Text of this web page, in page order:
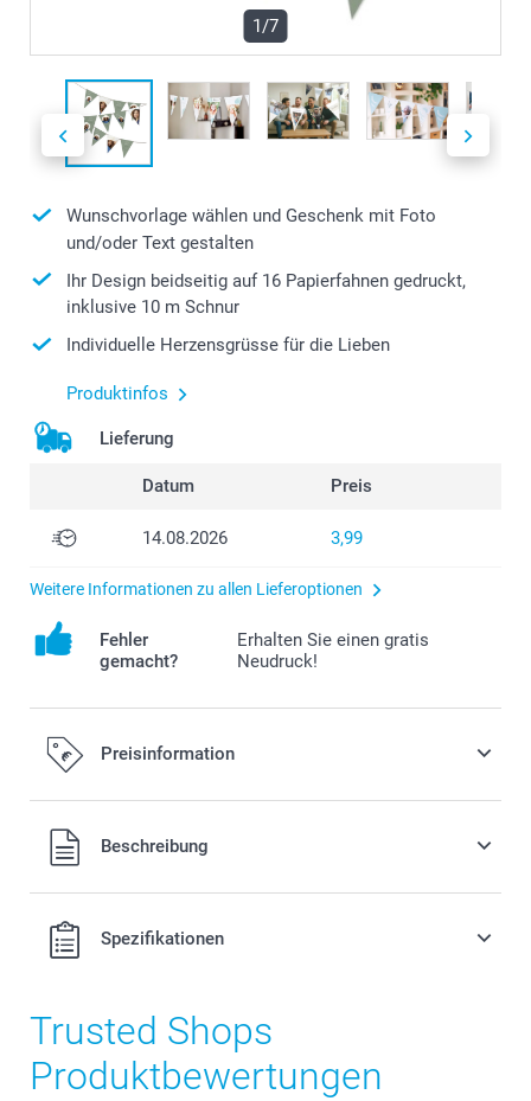
1/7
Wunschvorlage wählen und Geschenk mit Foto
und/oder Text gestalten
Ihr Design beidseitig auf 16 Papierfahnen gedruckt,
inklusive 10 m Schnur
Individuelle Herzensgrüsse für die Lieben
Produktinfos
Lieferung
Datum Preis
14.08.2026 3,99
Weitere Informationen zu allen Lieferoptionen
Fehler
gemacht?
Erhalten Sie einen gratis
Neudruck!
Preisinformation
Alle Preise verstehen sich in EURO (€) inkl. MwSt. und zzgl.
Versandkosten.Beschreibung
Spezifikationen
Trusted Shops
Produktbewertungen